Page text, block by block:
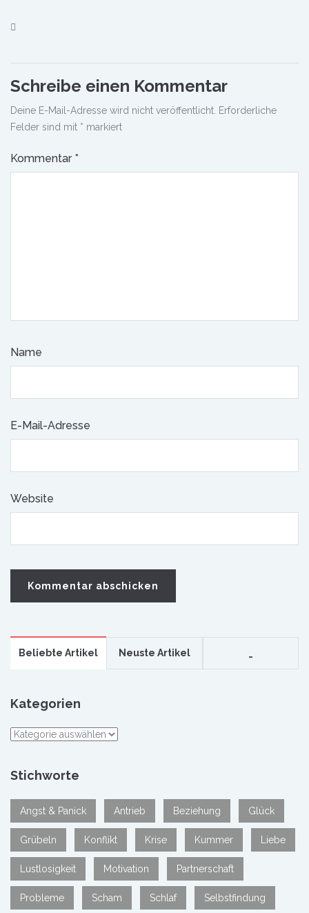
Schreibe einen Kommentar
Deine E-Mail-Adresse wird nicht veröffentlicht. Erforderliche
Felder sind mit * markiert
Kommentar *
Name
E-Mail-Adresse
Website
Beliebte Artikel Neuste Artikel
Kategorien
Kategorien
Stichworte
Angst & Panick Antrieb Beziehung Glück
Grübeln Konflikt Krise Kummer Liebe
Lustlosigkeit Motivation Partnerschaft
Probleme Scham Schlaf Selbstfindung